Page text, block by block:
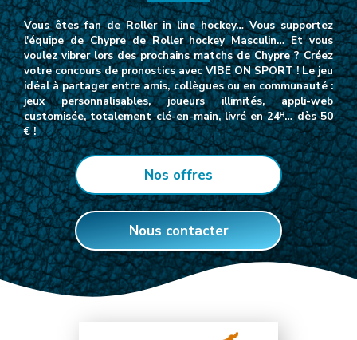
Vous êtes fan de Roller in line hockey… Vous supportez
l'équipe de Chypre de Roller hockey Masculin… Et vous
voulez vibrer lors des prochains matchs de Chypre ? Créez
votre concours de pronostics avec VIBE ON SPORT ! Le jeu
idéal à partager entre amis, collègues ou en communauté :
jeux personnalisables, joueurs illimités, appli-web
customisée, totalement clé-en-main, livré en 24ᴴ… dès 50
€ !
Nos offres
Nous contacter